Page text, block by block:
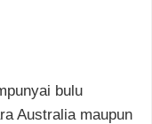
bulu
Australia maupun